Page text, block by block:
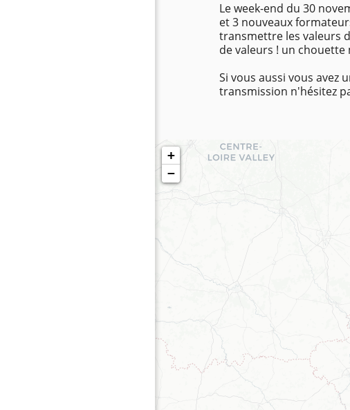
Le week-end du 30
et 3 nouveaux
transmettre les valeurs
de valeurs ! un chouette
Si vous aussi vous avez
transmission n'hésitez
+
−